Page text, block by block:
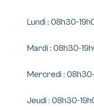
Lundi : 08h30-
Mardi : 08h30-
Mercredi :
Jeudi : 08h30-